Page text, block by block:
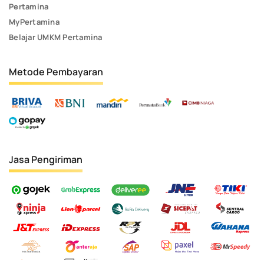
Pertamina
MyPertamina
Belajar UMKM Pertamina
Metode Pembayaran
Jasa Pengiriman